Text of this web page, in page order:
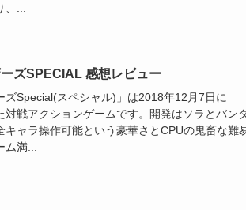
...
ズSPECIAL 感想レビュー
ズSpecial(スペシャル)」は2018年12月7日に
戦アクションゲームです。開発はソラとバン
ャラ操作可能という豪華さとCPUの鬼畜な難
満...